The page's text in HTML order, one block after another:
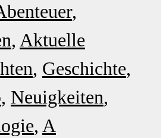
Aktuelle
Geschichte
Neuigkeiten
A